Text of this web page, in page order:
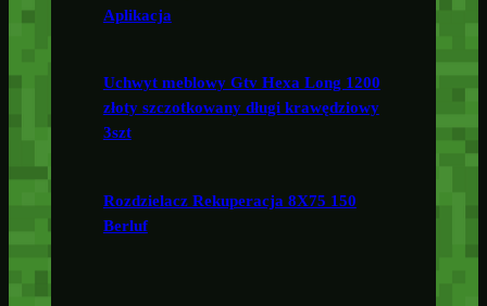
Aplikacja
Uchwyt meblowy Gtv Hexa Long 1200
złoty szczotkowany długi krawędziowy
3szt
Rozdzielacz Rekuperacja 8X75 150
Berluf